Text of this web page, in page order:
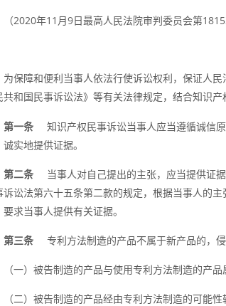
（2020年11月9日最高人民法院审判委员会第
为保障和便利当事人依法行使诉讼权利，保证人
共和国民事诉讼法》等有关法律规定，结合知识产
第一条
知识产权民事诉讼当事人应当遵循诚信
实地提供证据。
第二条
当事人对自己提出的主张，应当提供证
诉讼法第六十五条第二款的规定，根据当事人的
要求当事人提供有关证据。
第三条 专利方法制造的产品不属于新产品的，
（一）被告制造的产品与使用专利方法制造的产品
（二）被告制造的产品经由专利方法制造的可能性